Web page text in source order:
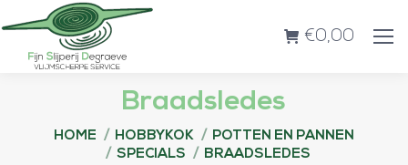
€0,00
Braadsledes
Je bent hier:
HOME HOBBYKOK
POTTEN EN PANNEN
SPECIALS
BRAADSLEDES